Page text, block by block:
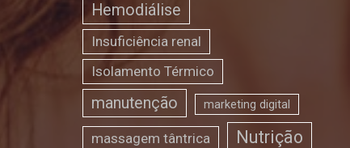
Hemodiálise
Insuficiência renal
Isolamento Térmico
manutenção marketing digital
massagem tântrica Nutrição